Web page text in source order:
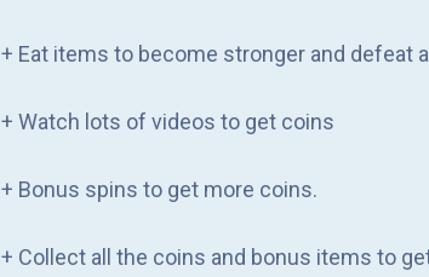
+ Eat items to become stronger and defeat
+ Watch lots of videos to get coins
+ Bonus spins to get more coins.
+ Collect all the coins and bonus items to